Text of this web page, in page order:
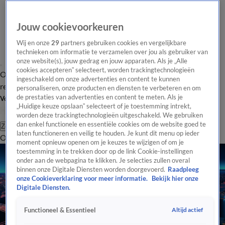
Overzicht Laatste nieuws Regionieuws Het beste van Hart
Tip de
redactie
Volg Hart van Nederland
Zoeken
OverzichtRegioUitzendingenWeerTip de redactiePanelVideo's
Jouw cookievoorkeuren
Wij en onze29 partners gebruiken cookies en vergelijkbare
technieken om informatie te verzamelen over jou als gebruiker van
onze website(s), jouw gedrag en jouw apparaten. Als je „Alle
cookies accepteren” selecteert, worden trackingtechnologieën
ingeschakeld om onze advertenties en content te kunnen
personaliseren, onze producten en diensten te verbeteren en om
de prestaties van advertenties en content te meten. Als je
„Huidige keuze opslaan” selecteert of je toestemming intrekt,
worden deze trackingtechnologieën uitgeschakeld. We gebruiken
dan enkel functionele en essentiële cookies om de website goed te
laten functioneren en veilig te houden. Je kunt dit menu op ieder
moment opnieuw openen om je keuzes te wijzigen of om je
toestemming in te trekken door op de link Cookie-instellingen
onder aan de webpagina te klikken. Je selecties zullen overal
binnen onze Digitale Diensten worden doorgevoerd. Raadpleeg
onze Cookieverklaring voor meer informatie.
Bekijk hier onze
Digitale Diensten.
Functioneel & Essentieel Altijd actief